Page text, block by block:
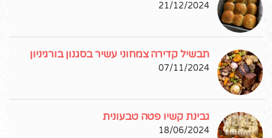
21/12/2024
תבשיל קדירה צמחוני עשיר בסגנון בורגיניון
07/11/2024
גבינת קשיו פטה טבעונית
18/06/2024